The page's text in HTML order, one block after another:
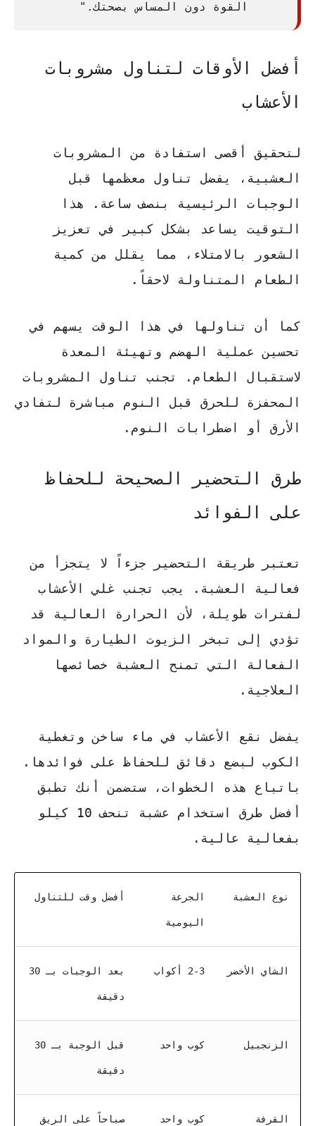
القوة دون المساس بصحتك."
أفضل الأوقات لتناول مشروبات
الأعشاب
لتحقيق أقصى استفادة من المشروبات
العشبية، يفضل تناول معظمها قبل
الوجبات الرئيسية بنصف ساعة. هذا
التوقيت يساعد بشكل كبير في
تعزيز
الشعور بالامتلاء ، مما يقلل من كمية
الطعام المتناولة لاحقاً.
كما أن تناولها في هذا الوقت يسهم في
تحسين عملية الهضم وتهيئة المعدة
لاستقبال الطعام. تجنب تناول المشروبات
المحفزة للحرق قبل النوم مباشرة لتفادي
الأرق أو اضطرابات النوم.
طرق التحضير الصحيحة للحفاظ
على الفوائد
تعتبر طريقة التحضير جزءاً لا يتجزأ من
فعالية العشبة. يجب تجنب غلي الأعشاب
لفترات طويلة، لأن الحرارة العالية قد
تؤدي إلى تبخر الزيوت الطيارة والمواد
الفعالة التي تمنح العشبة خصائصها
العلاجية.
يفضل نقع الأعشاب في ماء ساخن وتغطية
الكوب لبضع دقائق للحفاظ على فوائدها.
باتباع هذه الخطوات، ستضمن أنك تطبق
أفضل طرق استخدام عشبة تنحف 10 كيلو
بفعالية عالية.
نوع العشبة الجرعة
اليومية
أفضل وقت للتناول
الشاي الأخضر 2-3 أكواب بعد الوجبات بـ 30
دقيقة
الزنجبيل كوب واحد قبل الوجبة بـ 30
دقيقة
القرفة كوب واحد صباحاً على الريق